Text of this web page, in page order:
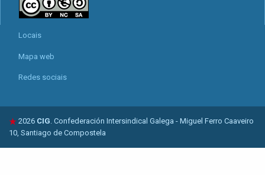
Locais
Mapa web
Redes sociais
2026 CIG . Confederación Intersindical Galega - Miguel Ferro Caaveiro
10, Santiago de Compostela